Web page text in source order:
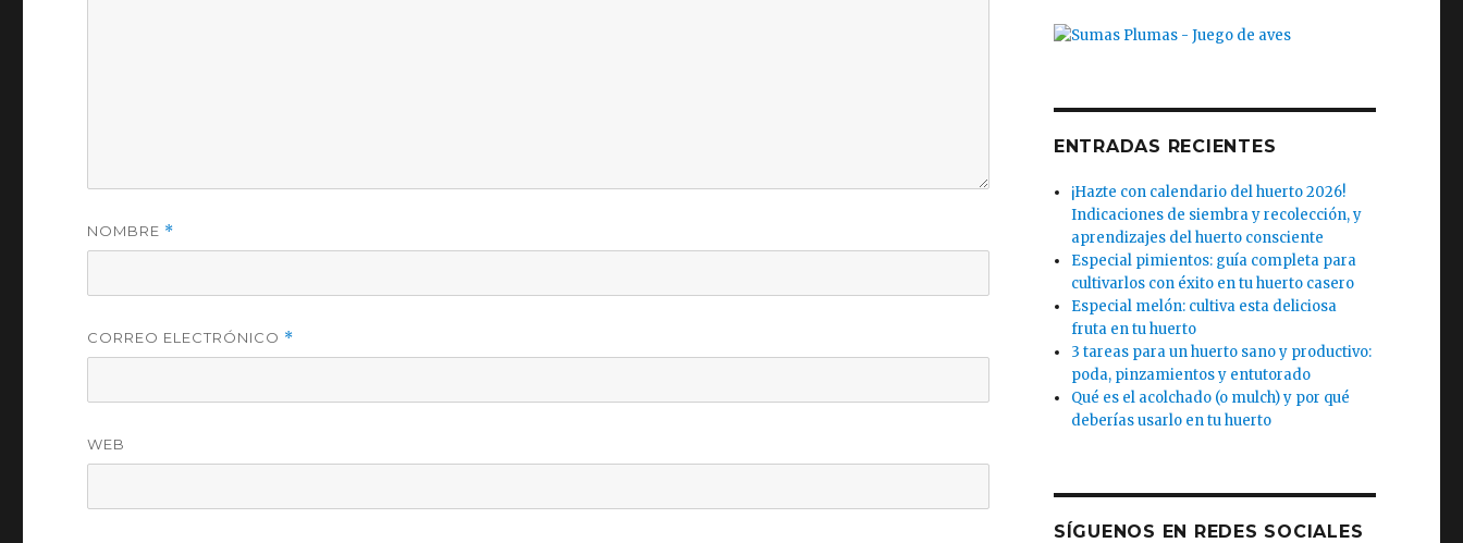
NOMBRE *
CORREO ELECTRÓNICO *
WEB
ENTRADAS RECIENTES
¡Hazte con calendario del huerto 2026!
Indicaciones de siembra y recolección, y
aprendizajes del huerto consciente
Especial pimientos: guía completa para
cultivarlos con éxito en tu huerto casero
Especial melón: cultiva esta deliciosa
fruta en tu huerto
3 tareas para un huerto sano y productivo:
poda, pinzamientos y entutorado
Qué es el acolchado (o mulch) y por qué
deberías usarlo en tu huerto
SÍGUENOS EN REDES SOCIALES